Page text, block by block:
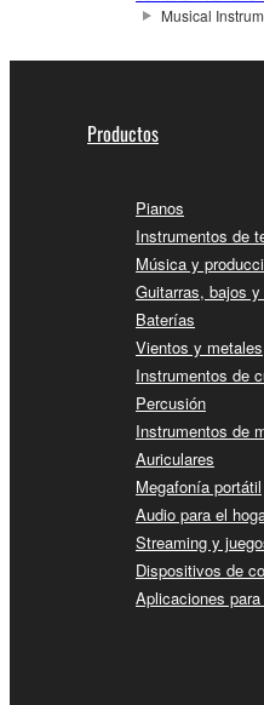
Musical
Productos
Pianos
Instrumentos de
Música y
Guitarras, bajos
Baterías
Vientos y metales
Instrumentos de
Percusión
Instrumentos de
Auriculares
Megafonía portátil
Audio para el
Streaming y
Dispositivos de
Aplicaciones